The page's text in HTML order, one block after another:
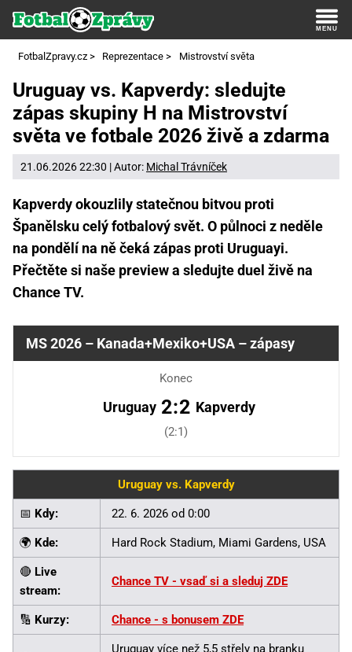
FotbalZpravy.cz > Reprezentace > Mistrovství světa
Uruguay vs. Kapverdy: sledujte
zápas skupiny H na Mistrovství
světa ve fotbale 2026 živě a zdarma
21.06.2026 22:30 | Autor: Michal Trávníček
Kapverdy okouzlily statečnou bitvou proti
Španělsku celý fotbalový svět. O půlnoci z neděle
na pondělí na ně čeká zápas proti Uruguayi.
Přečtěte si naše preview a sledujte duel živě na
Chance TV.
MS 2026 – Kanada+Mexiko+USA – zápasy
Konec
Uruguay 2:2 Kapverdy
(2:1)
Uruguay vs. Kapverdy
📅 Kdy: 22. 6. 2026 od 0:00
🌍 Kde: Hard Rock Stadium, Miami Gardens, USA
🔴 Live
stream:
Chance TV - vsaď si a sleduj ZDE
🔢 Kurzy: Chance - s bonusem ZDE
Uruguay více než 5,5 střely na branku